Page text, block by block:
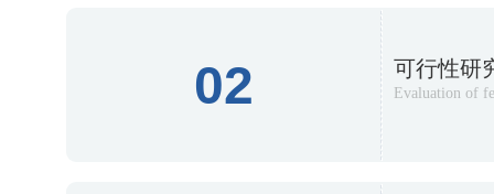
02 可行性研
Evaluation of